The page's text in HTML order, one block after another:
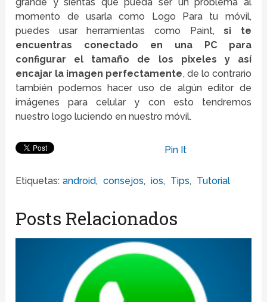
momento de usarla como Logo Para tu móvil,
puedes usar herramientas como Paint,si te
encuentras conectado en una PC para
configurar el tamaño de los pixeles y así
encajar la imagen perfectamente, de lo contrario
también podemos hacer uso de algún editor de
imágenes para celular y con esto tendremos
nuestro logo luciendo en nuestro móvil.
Pin It
Etiquetas: android, consejos, ios, Tips, Tutorial
Posts Relacionados